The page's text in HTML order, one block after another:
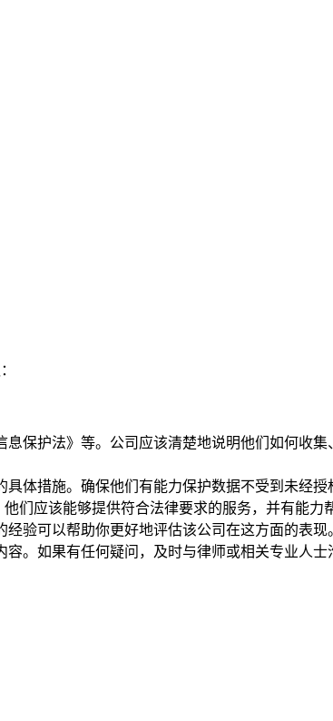
保护法》等。公司应该清楚地说明他们如何收
体措施。确保他们有能力保护数据不受到未经授
们应该能够提供符合法律要求的服务，并有能力
验可以帮助你更好地评估该公司在这方面的表现
。如果有任何疑问，及时与律师或相关专业人士